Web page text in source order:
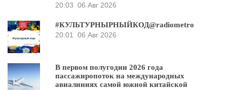
20:03 06 Авг 2026
#КУЛЬТУРНЫРНЫЙКОД@radiometro
20:01
06 Авг 2026
В первом полугодии 2026 года
пассажиропоток на международных
авиалиниях самой южной китайской